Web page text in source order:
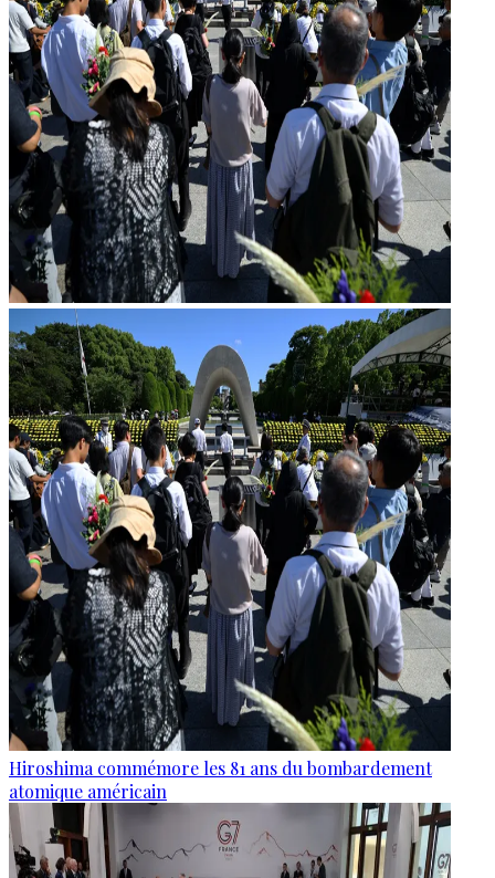
Hiroshima commémore les 81 ans du bombardement
atomique américain